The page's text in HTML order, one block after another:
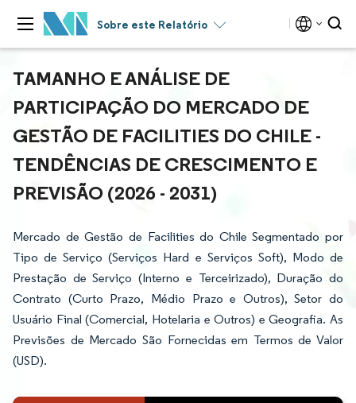
Sobre este Relatório
TAMANHO E ANÁLISE DE
PARTICIPAÇÃO DO MERCADO DE
GESTÃO DE FACILITIES DO CHILE -
TENDÊNCIAS DE CRESCIMENTO E
PREVISÃO (2026 - 2031)
Mercado de Gestão de Facilities do Chile Segmentado por
Tipo de Serviço (Serviços Hard e Serviços Soft), Modo de
Prestação de Serviço (Interno e Terceirizado), Duração do
Contrato (Curto Prazo, Médio Prazo e Outros), Setor do
Usuário Final (Comercial, Hotelaria e Outros) e Geografia. As
Previsões de Mercado São Fornecidas em Termos de Valor
(USD).